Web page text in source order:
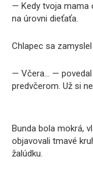
— Kedy tvoja mama
na úrovni dieťaťa.
Chlapec sa
— Včera… —
predvčerom. Už si
Bunda bola mokrá,
objavovali tmavé
žalúdku.